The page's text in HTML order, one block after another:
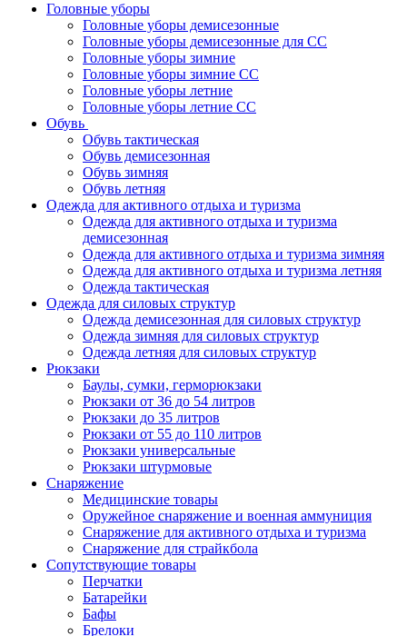
Головные уборы
Головные уборы демисезонные
Головные уборы демисезонные для СС
Головные уборы зимние
Головные уборы зимние СС
Головные уборы летние
Головные уборы летние СС
Обувь
Обувь тактическая
Обувь демисезонная
Обувь зимняя
Обувь летняя
Одежда для активного отдыха и туризма
Одежда для активного отдыха и туризма
демисезонная
Одежда для активного отдыха и туризма зимняя
Одежда для активного отдыха и туризма летняя
Одежда тактическая
Одежда для силовых структур
Одежда демисезонная для силовых структур
Одежда зимняя для силовых структур
Одежда летняя для силовых структур
Рюкзаки
Баулы, сумки, герморюкзаки
Рюкзаки от 36 до 54 литров
Рюкзаки до 35 литров
Рюкзаки от 55 до 110 литров
Рюкзаки универсальные
Рюкзаки штурмовые
Снаряжение
Медицинские товары
Оружейное снаряжение и военная аммуниция
Снаряжение для активного отдыха и туризма
Снаряжение для страйкбола
Сопутствующие товары
Перчатки
Батарейки
Бафы
Брелоки